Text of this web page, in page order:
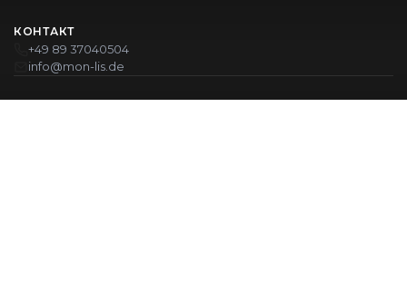
КОНТАКТ
+49 89 37040504
info@mon-lis.de